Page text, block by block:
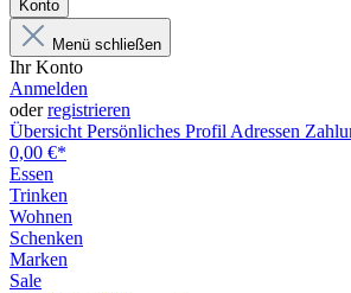
Konto
Menü schließen
Ihr Konto
Anmelden
oderregistrieren
Übersicht Persönliches Profil Adressen
0,00 €*
Essen
Trinken
Wohnen
Schenken
Marken
Sale